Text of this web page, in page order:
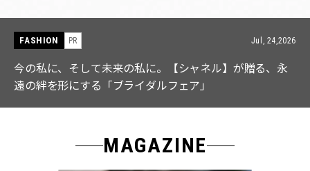
FASHION PR Jul, 15,2026
【ICB】人気インフルエンサーと共同制作! 週5で着たく
なる「名品ブラウス」２選
MAGAZINE